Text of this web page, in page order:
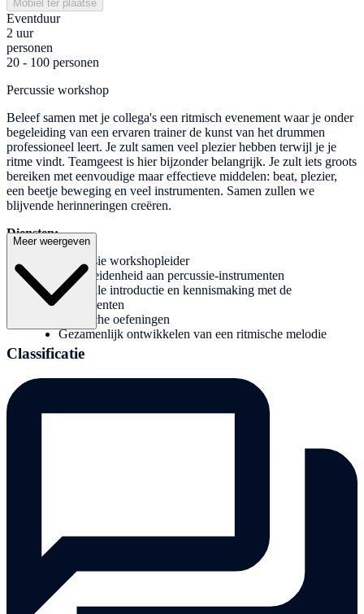
Mobiel ter plaatse
Eventduur
2 uur
personen
20 - 100 personen
Percussie workshop
Beleef samen met je collega's een ritmisch evenement waar je onder
begeleiding van een ervaren trainer de kunst van het drummen
professioneel leert. Je zult samen veel plezier hebben terwijl je je
ritme vindt. Teamgeest is hier bijzonder belangrijk. Je zult iets groots
bereiken met eenvoudige maar effectieve middelen: beat, plezier,
een beetje beweging en veel instrumenten. Samen zullen we
blijvende herinneringen creëren.
Diensten:
Percussie workshopleider
Verscheidenheid aan percussie-instrumenten
Muzikale introductie en kennismaking met de
instrumenten
Ritmische oefeningen
Gezamenlijk ontwikkelen van een ritmische melodie
Meer weergeven
Classificatie